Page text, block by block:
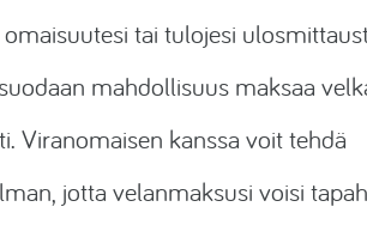
omaisuutesi tai tulojesi
mahdollisuus maksaa
Viranomaisen kanssa voit tehdä
jotta velanmaksusi voisi